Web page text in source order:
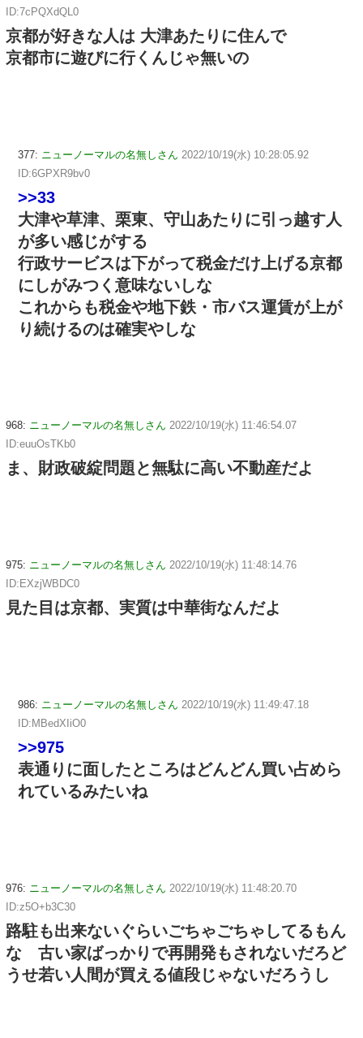
ID:7cPQXdQL0
京都が好きな人は 大津あたりに住んで
京都市に遊びに行くんじゃ無いの
377: ニューノーマルの名無しさん 2022/10/19(水) 10:28:05.92
ID:6GPXR9bv0
>>33
大津や草津、栗東、守山あたりに引っ越す人
が多い感じがする
行政サービスは下がって税金だけ上げる京都
にしがみつく意味ないしな
これからも税金や地下鉄・市バス運賃が上が
り続けるのは確実やしな
968: ニューノーマルの名無しさん 2022/10/19(水) 11:46:54.07
ID:euuOsTKb0
ま、財政破綻問題と無駄に高い不動産だよ
975: ニューノーマルの名無しさん 2022/10/19(水) 11:48:14.76
ID:EXzjWBDC0
見た目は京都、実質は中華街なんだよ
986: ニューノーマルの名無しさん 2022/10/19(水) 11:49:47.18
ID:MBedXIiO0
>>975
表通りに面したところはどんどん買い占めら
れているみたいね
976: ニューノーマルの名無しさん 2022/10/19(水) 11:48:20.70
ID:z5O+b3C30
路駐も出来ないぐらいごちゃごちゃしてるもん
な 古い家ばっかりで再開発もされないだろど
うせ若い人間が買える値段じゃないだろうし